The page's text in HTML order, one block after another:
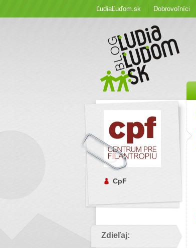
ĽudiaĽuďom.sk Dobrovoľníci
CpF
Zdieľaj: